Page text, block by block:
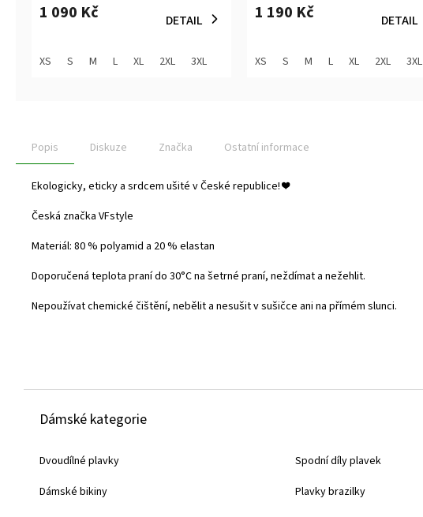
produktu
z
5
1 090 Kč DETAIL
XS S M L XL 2XL 3XL
produktu
z
5
1 190 Kč DETAIL
XS S M L XL 2XL 3XL
Popis Diskuze Značka Ostatní informace
Ekologicky, eticky a srdcem ušité v České republice!❤️
Česká značka VFstyle
Materiál: 80 % polyamid a 20 % elastan
Doporučená teplota praní do 30°C na šetrné praní, neždímat a nežehlit.
Nepoužívat chemické čištění, nebělit a nesušit v sušičce ani na přímém slunci.
Dámské kategorie
Dvoudílné plavky
Dámské bikiny
Spodní díly plavek
Plavky brazilky